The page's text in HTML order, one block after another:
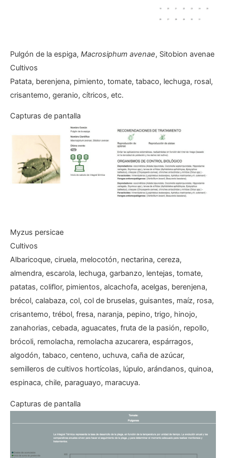
Pulgón de la espiga, Macrosiphum avenae, Sitobion avenae
Cultivos
Patata, berenjena, pimiento, tomate, tabaco, lechuga, rosal,
crisantemo, geranio, cítricos, etc.
Capturas de pantalla
Myzus persicae
Cultivos
Albaricoque, ciruela, melocotón, nectarina, cereza,
almendra, escarola, lechuga, garbanzo, lentejas, tomate,
patatas, coliflor, pimientos, alcachofa, acelgas, berenjena,
brécol, calabaza, col, col de bruselas, guisantes, maíz, rosa,
crisantemo, trébol, fresa, naranja, pepino, trigo, hinojo,
zanahorias, cebada, aguacates, fruta de la pasión, repollo,
brócoli, remolacha, remolacha azucarera, espárragos,
algodón, tabaco, centeno, uchuva, caña de azúcar,
semilleros de cultivos hortícolas, lúpulo, arándanos, quinoa,
espinaca, chile, paraguayo, maracuya.
Capturas de pantalla